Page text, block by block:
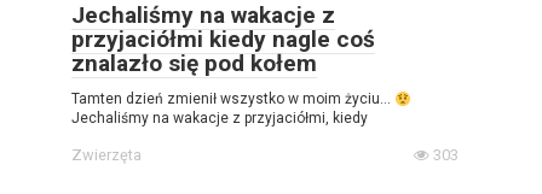
Jechaliśmy na wakacje z
przyjaciółmi kiedy nagle coś
znalazło się pod kołem
Tamten dzień zmienił wszystko w moim życiu…
Jechaliśmy na wakacje z przyjaciółmi, kiedy
Zwierzęta 303